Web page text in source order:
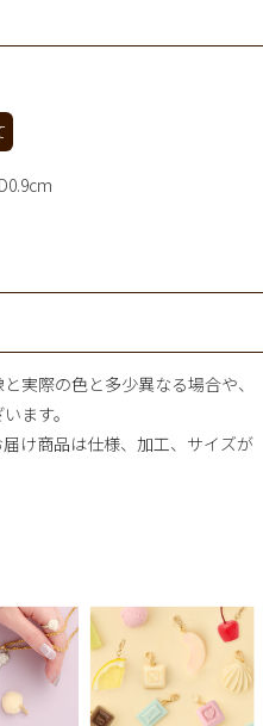
実際の色と多少異なる場合や、
ます。
け商品は仕様、加工、サイズが